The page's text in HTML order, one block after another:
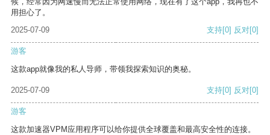
用担心了。
2025-07-09
支持[0] 反对[0]
游客
这款app就像我的私人导师，带领我探索知识的奥秘。
2025-07-09 支持[0] 反对[0]
游客
这款加速器VPM应用程序可以给你提供全球覆盖和最高安全性的连接。